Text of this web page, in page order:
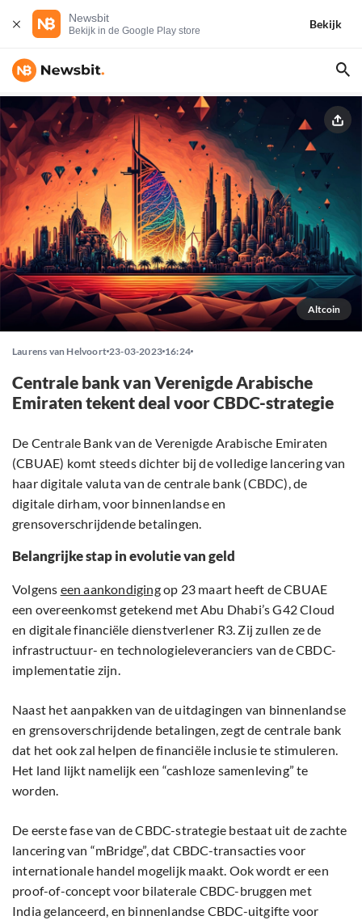
Newsbit
Bekijk in de Google Play store
Bekijk
Altcoin
Laurens van Helvoort 23-03-2023 16:24
Centrale bank van Verenigde Arabische
Emiraten tekent deal voor CBDC-strategie
De Centrale Bank van de Verenigde Arabische Emiraten
(CBUAE) komt steeds dichter bij de volledige lancering van
haar digitale valuta van de centrale bank (CBDC), de
digitale dirham, voor binnenlandse en
grensoverschrijdende betalingen.
Belangrijke stap in evolutie van geld
Volgens een aankondigingop 23 maart heeft de CBUAE
een overeenkomst getekend met Abu Dhabi’s G42 Cloud
en digitale financiële dienstverlener R3. Zij zullen ze de
infrastructuur- en technologieleveranciers van de CBDC-
implementatie zijn.
Naast het aanpakken van de uitdagingen van binnenlandse
en grensoverschrijdende betalingen, zegt de centrale bank
dat het ook zal helpen de financiële inclusie te stimuleren.
Het land lijkt namelijk een “cashloze samenleving” te
worden.
De eerste fase van de CBDC-strategie bestaat uit de zachte
lancering van “mBridge”, dat CBDC-transacties voor
internationale handel mogelijk maakt. Ook wordt er een
proof-of-concept voor bilaterale CBDC-bruggen met
India gelanceerd, en binnenlandse CBDC-uitgifte voor